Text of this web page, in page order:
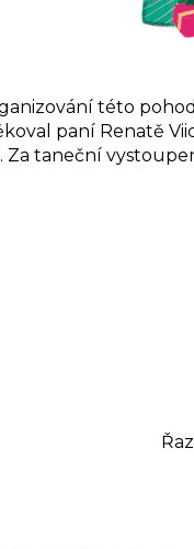
této
paní Renatě
Za taneční